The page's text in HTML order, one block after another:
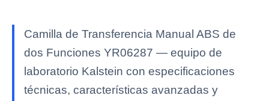
Camilla de Transferencia Manual ABS de
dos Funciones YR06287 — equipo de
laboratorio Kalstein con especificaciones
técnicas, características avanzadas y